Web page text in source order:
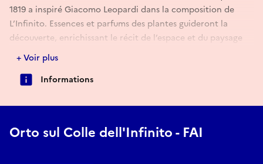
1819 a inspiré Giacomo Leopardi dans la composition de
L’Infinito. Essences et parfums des plantes guideront la
découverte, enrichissant le récit de l’espace et du paysage
qui s’ouvre vers les monts Sibyllins.
Une occasion de visite accessible et partagée, qui permet de
connaître le jardin sur la colline de l’Infini à travers
valeurs d’inclusion et de valorisation du patrimoine.
Un parcours à la découverte des anecdotes historiques et
+ Voir plus
Informations
Orto sul Colle dell'Infinito - FAI